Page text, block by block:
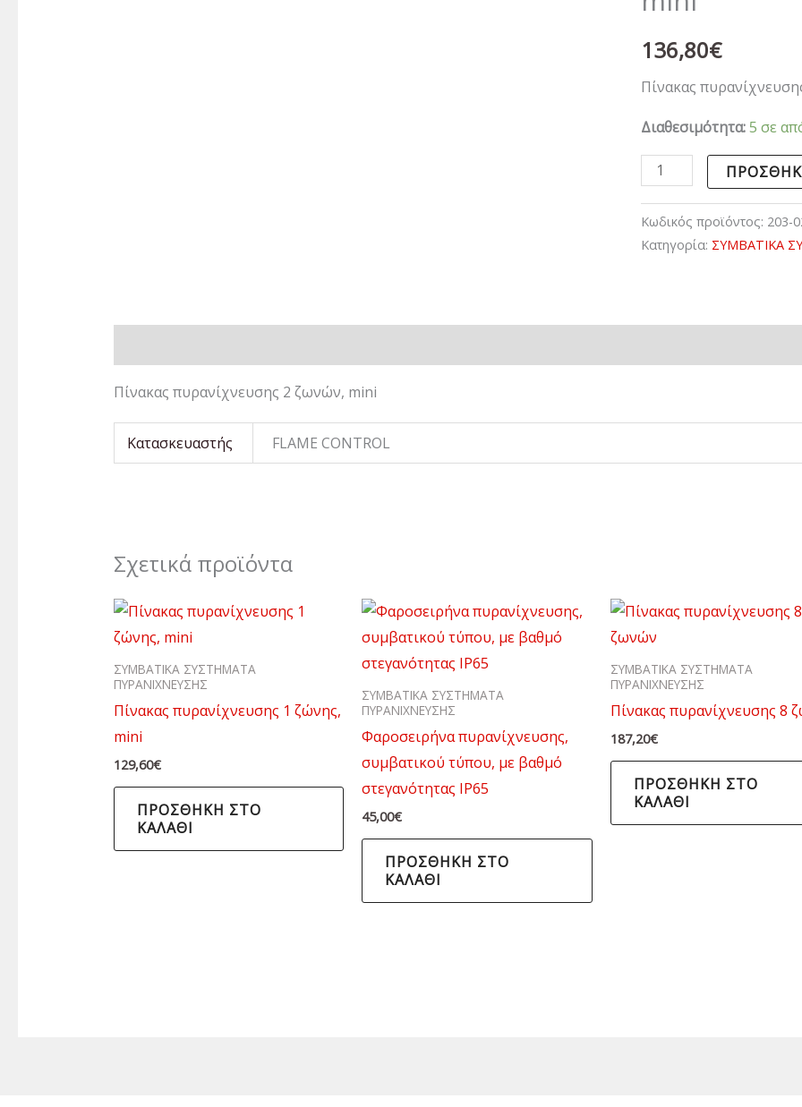
136,80€
Πίνακας
Διαθεσιμότητα:5 σε
ποσότητα
Κωδικός προϊόντος: 203-
Κατηγορία: ΣΥΜΒΑΤΙΚΑ
Πίνακας πυρανίχνευσης 2 ζωνών, mini
Κατασκευαστής FLAME CONTROL
Σχετικά προϊόντα
ΣΥΜΒΑΤΙΚΑ ΣΥΣΤΗΜΑΤΑ
ΠΥΡΑΝΙΧΝΕΥΣΗΣ
Πίνακας πυρανίχνευσης 1 ζώνης,
mini
129,60€
ΠΡΟΣΘΉΚΗ ΣΤΟ
ΚΑΛΆΘΙ
ΣΥΜΒΑΤΙΚΑ ΣΥΣΤΗΜΑΤΑ
ΠΥΡΑΝΙΧΝΕΥΣΗΣ
Φαροσειρήνα πυρανίχνευσης,
συμβατικού τύπου, με βαθμό
στεγανότητας ΙΡ65
45,00€
ΠΡΟΣΘΉΚΗ ΣΤΟ
ΚΑΛΆΘΙ
ΣΥΜΒΑΤΙΚΑ ΣΥΣΤΗΜΑΤΑ
ΠΥΡΑΝΙΧΝΕΥΣΗΣ
Πίνακας πυρανίχνευσης 8
187,20€
ΠΡΟΣΘΉΚΗ ΣΤΟ
ΚΑΛΆΘΙ